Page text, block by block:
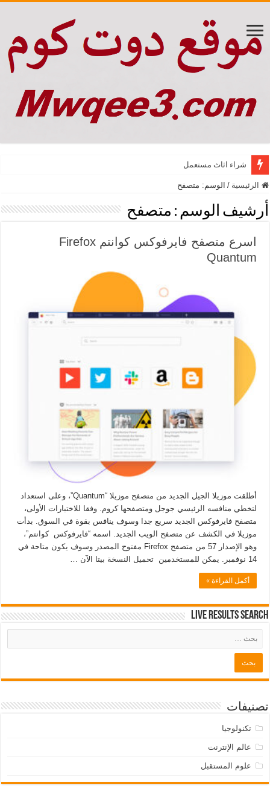
شراء اثاث مستعمل
الرئيسية / الوسم: متصفح
أرشيف الوسم : متصفح
اسرع متصفح فايرفوكس كوانتم Firefox
Quantum
أطلقت موزيلا الجيل الجديد من متصفح موزيلا “Quantum”، وعلى استعداد
لتخطي منافسه الرئيسي جوجل ومتصفحها كروم. وفقا للاختبارات الأولى،
متصفح فايرفوكس الجديد سريع جدا وسوف ينافس بقوة في السوق. بدأت
موزيلا في الكشف عن متصفح الويب الجديد. اسمه “فايرفوكس كوانتم”،
وهو الإصدار 57 من متصفح Firefox مفتوح المصدر وسوف يكون متاحة في
14 نوفمبر. يمكن للمستخدمين تحميل النسخة بيتا الآن …
أكمل القراءة »
Live Results Search
تصنيفات
تكنولوجيا
عالم الإنترنت
علوم المستقبل